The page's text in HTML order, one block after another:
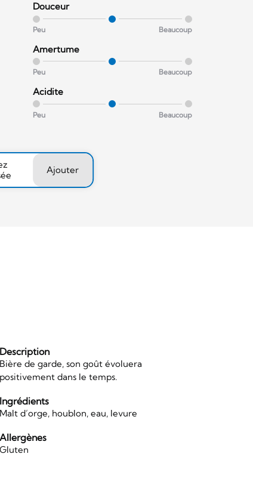
Douceur
Peu Beaucoup
Amertume
Peu Beaucoup
Acidite
Peu Beaucoup
Ajouter
Description
Bière de garde, son goût évoluera
positivement dans le temps.
Ingrédients
Malt d’orge, houblon, eau, levure
Allergènes
Gluten